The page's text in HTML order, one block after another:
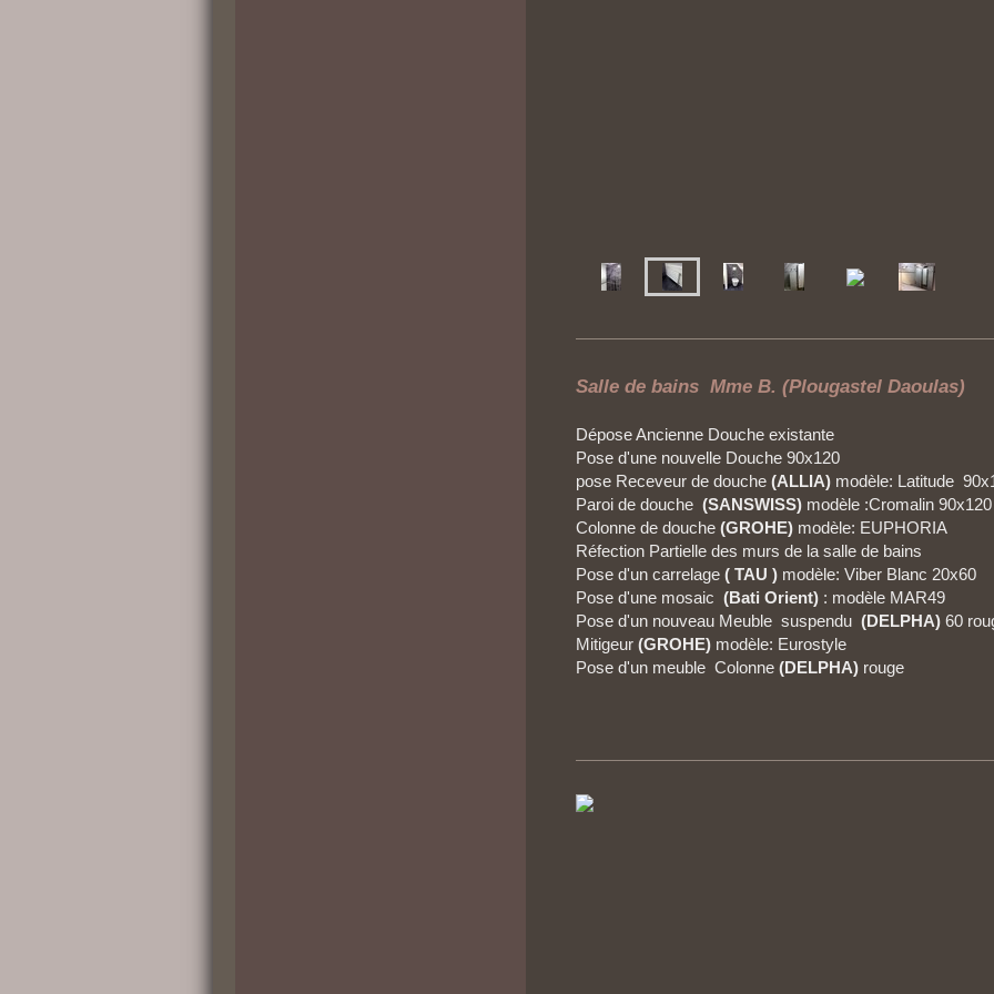
Salle de bains Mme B. (Plougastel Daoulas)
Dépose Ancienne Douche existante
Pose d'une nouvelle Douche 90x120
pose Receveur de douche(ALLIA) modèle: Latitude
Paroi de douche (SANSWISS) modèle :Cromalin 90x120
Colonne de douche(GROHE) modèle: EUPHORIA
Réfection Partielle des murs de la salle de bains
Pose d'un carrelage ( TAU ) modèle: Viber Blanc 20x60
Pose d'une mosaic(Bati Orient) : modèle MAR49
Pose d'un nouveau Meuble suspendu(DELPHA) 60
Mitigeur(GROHE) modèle: Eurostyle
Pose d'un meuble Colonne(DELPHA) rouge